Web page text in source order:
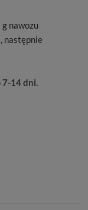
g nawozu
następnie
7-14 dni.